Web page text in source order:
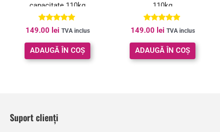
capacitate 110kg
Evaluat la
5.00
din 5
149.00 lei TVA inclus
ADAUGĂ ÎN COȘ
110kg
Evaluat la
4.80
din 5
149.00 lei TVA inclus
ADAUGĂ ÎN COȘ
Suport clienți